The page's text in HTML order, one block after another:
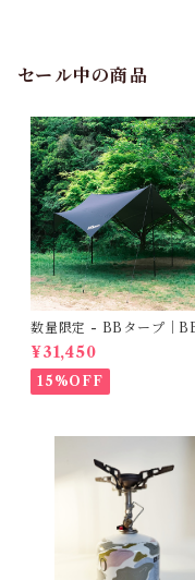
セール中の商品
数量限定 - BBタープ｜
rp
¥31,450
15%OFF